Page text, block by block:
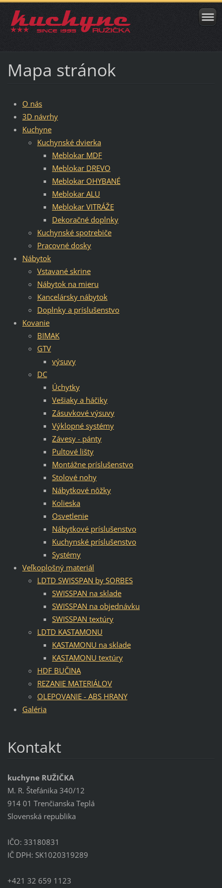
Mapa stránok
O nás
3D návrhy
Kuchyne
Kuchynské dvierka
Meblokar MDF
Meblokar DREVO
Meblokar OHYBANÉ
Meblokar ALU
Meblokar VITRÁŽE
Dekoračné doplnky
Kuchynské spotrebiče
Pracovné dosky
Nábytok
Vstavané skrine
Nábytok na mieru
Kancelársky nábytok
Doplnky a príslušenstvo
Kovanie
BIMAK
GTV
výsuvy
DC
Úchytky
Vešiaky a háčiky
Zásuvkové výsuvy
Výklopné systémy
Závesy - pánty
Pultové lišty
Montážne príslušenstvo
Stolové nohy
Nábytkové nôžky
Kolieska
Osvetlenie
Nábytkové príslušenstvo
Kuchynské príslušenstvo
Systémy
Veľkoplošný materiál
LDTD SWISSPAN by SORBES
SWISSPAN na sklade
SWISSPAN na objednávku
SWISSPAN textúry
LDTD KASTAMONU
KASTAMONU na sklade
KASTAMONU textúry
HDF BUČINA
REZANIE MATERIÁLOV
OLEPOVANIE - ABS HRANY
Galéria
Kontakt
kuchyne RUŽIČKA
M. R. Štefánika 340/12
914 01 Trenčianska Teplá
Slovenská republika
IČO: 33180831
IČ DPH: SK1020319289
+421 32 659 1123